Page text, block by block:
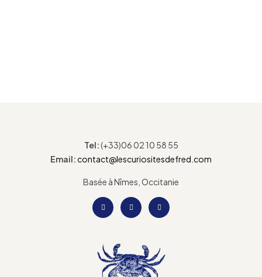
Tel:(+33)06 02 10 58 55
Email:contact@lescuriositesdefred.com
Basée à Nîmes, Occitanie